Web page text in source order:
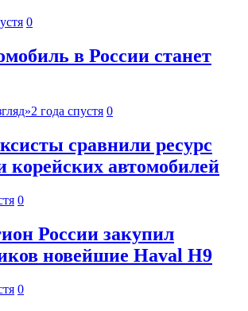
0
в России станет
2 года спустя 0
сравнили ресурс
корейских автомобилей
0
России закупил
новейшие Haval H9
0